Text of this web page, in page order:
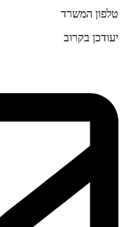
טלפון המשרד
יעודכן בקרוב